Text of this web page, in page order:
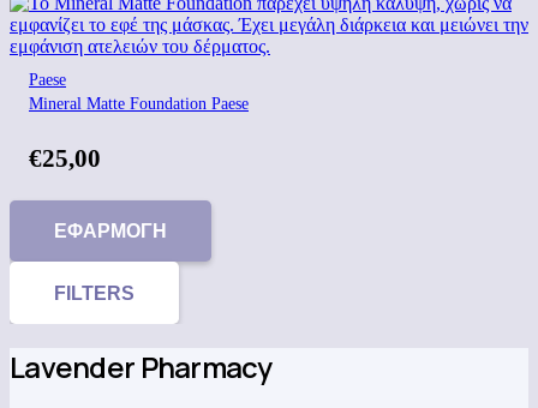
Paese
Mineral Matte Foundation Paese
€25,00
ΕΦΑΡΜΟΓΉ
FILTERS
Lavender Pharmacy